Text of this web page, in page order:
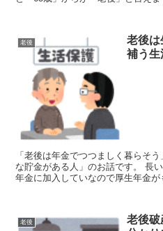
老後
老後は
補う生
「老後は年金でつつましく暮らそ
な貯金がある人」のお話です。 長い間フリーターだった人は、厚生
年金に加入していなので厚生年金がもらえませ
老後
老後破